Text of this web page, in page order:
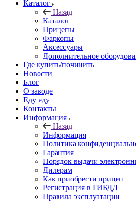
Каталог
Назад
Каталог
Прицепы
Фаркопы
Аксессуары
Дополнительное
Где купить/починить
Новости
Блог
О заводе
Еду-еду
Контакты
Информация
Назад
Информация
Политика
Гарантия
Порядок выдачи
Дилерам
Как приобрести прицеп
Регистрация в ГИБДД
Правила эксплуатации